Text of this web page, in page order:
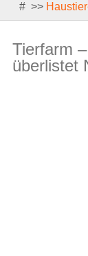
# >>
Tierfarm
überlistet